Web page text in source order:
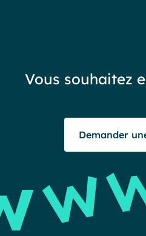
Vous souhaitez
Demander